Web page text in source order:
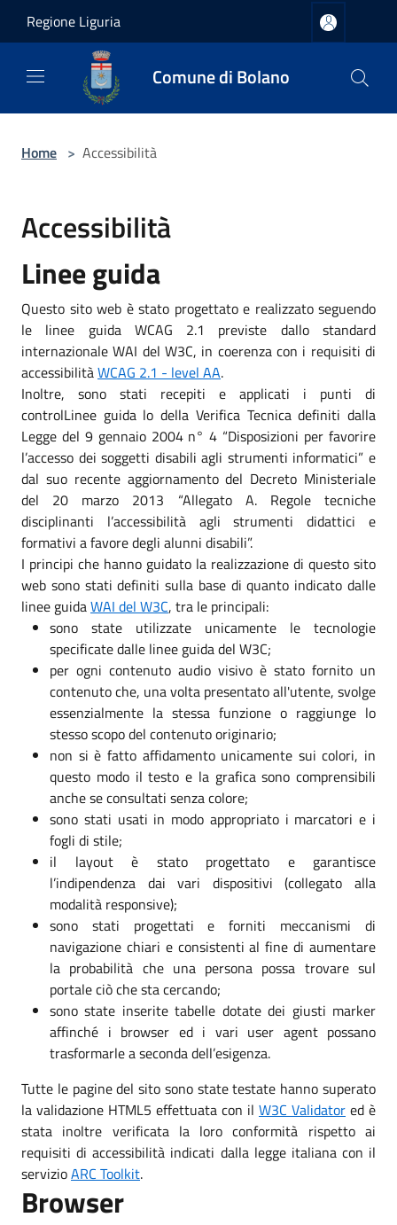
Regione Liguria
Comune di Bolano
Home > Accessibilità
Accessibilità
Linee guida
Questo sito web è stato progettato e realizzato seguendo
le linee guida WCAG 2.1 previste dallo standard
internazionale WAI del W3C, in coerenza con i requisiti di
accessibilitàWCAG 2.1 - level AA.
Inoltre, sono stati recepiti e applicati i punti di
controlLinee guida lo della Verifica Tecnica definiti dalla
Legge del 9 gennaio 2004 n° 4 “Disposizioni per favorire
l’accesso dei soggetti disabili agli strumenti informatici” e
dal suo recente aggiornamento del Decreto Ministeriale
del 20 marzo 2013 “Allegato A. Regole tecniche
disciplinanti l’accessibilità agli strumenti didattici e
formativi a favore degli alunni disabili”.
I principi che hanno guidato la realizzazione di questo sito
web sono stati definiti sulla base di quanto indicato dalle
linee guidaWAI del W3C, tra le principali:
sono state utilizzate unicamente le tecnologie
specificate dalle linee guida del W3C;
per ogni contenuto audio visivo è stato fornito un
contenuto che, una volta presentato all'utente, svolge
essenzialmente la stessa funzione o raggiunge lo
stesso scopo del contenuto originario;
non si è fatto affidamento unicamente sui colori, in
questo modo il testo e la grafica sono comprensibili
anche se consultati senza colore;
sono stati usati in modo appropriato i marcatori e i
fogli di stile;
il layout è stato progettato e garantisce
l’indipendenza dai vari dispositivi (collegato alla
modalità responsive);
sono stati progettati e forniti meccanismi di
navigazione chiari e consistenti al fine di aumentare
la probabilità che una persona possa trovare sul
portale ciò che sta cercando;
sono state inserite tabelle dotate dei giusti marker
affinché i browser ed i vari user agent possano
trasformarle a seconda dell’esigenza.
Tutte le pagine del sito sono state testate hanno superato
la validazione HTML5 effettuata con il W3C Validator ed è
stata inoltre verificata la loro conformità rispetto ai
requisiti di accessibilità indicati dalla legge italiana con il
servizioARC Toolkit.
Browser